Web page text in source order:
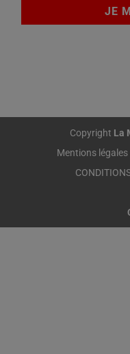
Copyright La
Mentions